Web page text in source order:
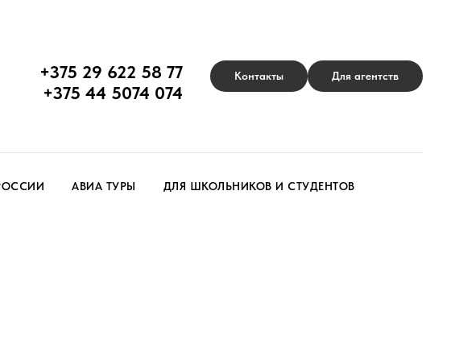
+375 29 622 58 77
+375 44 5074 074
Контакты Для агентств
АВИА ТУРЫ
ДЛЯ ШКОЛЬНИКОВ И СТУДЕНТОВ